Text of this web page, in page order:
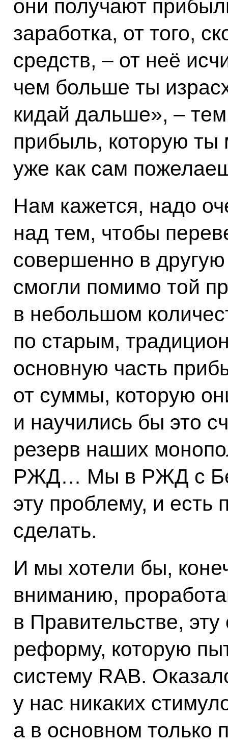
они получают
заработка, от того,
средств, – от неё
чем больше ты
кидай дальше», –
прибыль, которую ты
уже как сам
Нам кажется, надо
над тем, чтобы
совершенно в
смогли помимо той
в небольшом
по старым,
основную часть
от суммы, которую
и научились бы это
резерв наших
РЖД… Мы в РЖД с
эту проблему, и есть
сделать.
И мы хотели бы,
вниманию,
в Правительстве,
реформу, которую
систему RAB.
у нас никаких
а в основном